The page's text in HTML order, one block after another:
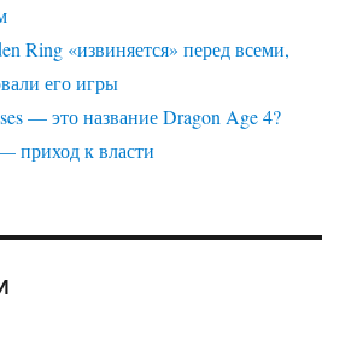
Ring «извиняется» перед всеми,
его игры
— это название Dragon Age 4?
приход к власти